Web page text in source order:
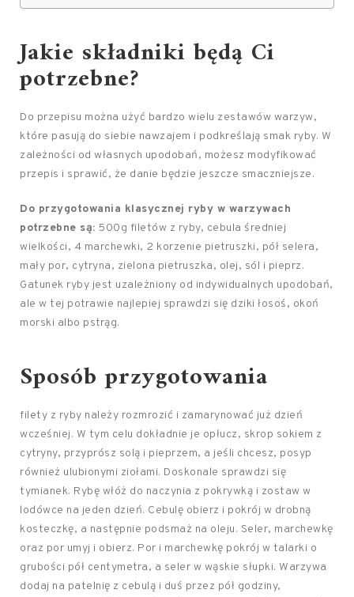
Jakie składniki będą Ci
potrzebne?
Do przepisu można użyć bardzo wielu zestawów warzyw,
które pasują do siebie nawzajem i podkreślają smak ryby. W
zależności od własnych upodobań, możesz modyfikować
przepis i sprawić, że danie będzie jeszcze smaczniejsze.
Do przygotowania klasycznej ryby w warzywach
potrzebne są: 500g filetów z ryby, cebula średniej
wielkości, 4 marchewki, 2 korzenie pietruszki, pół selera,
mały por, cytryna, zielona pietruszka, olej, sól i pieprz.
Gatunek ryby jest uzależniony od indywidualnych upodobań,
ale w tej potrawie najlepiej sprawdzi się dziki łosoś, okoń
morski albo pstrąg.
Sposób przygotowania
filety z ryby należy rozmrozić i zamarynować już dzień
wcześniej. W tym celu dokładnie je opłucz, skrop sokiem z
cytryny, przyprósz solą i pieprzem, a jeśli chcesz, posyp
również ulubionymi ziołami. Doskonale sprawdzi się
tymianek. Rybę włóż do naczynia z pokrywką i zostaw w
lodówce na jeden dzień. Cebulę obierz i pokrój w drobną
kosteczkę, a następnie podsmaż na oleju. Seler, marchewkę
oraz por umyj i obierz. Por i marchewkę pokrój w talarki o
grubości pół centymetra, a seler w wąskie słupki. Warzywa
dodaj na patelnię z cebulą i duś przez pół godziny,